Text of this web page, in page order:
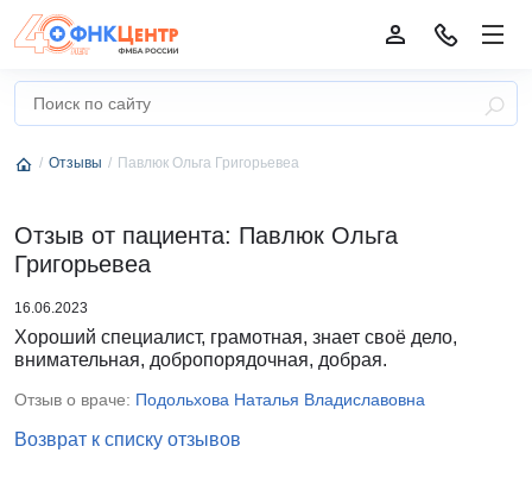
Отзывы Павлюк Ольга Григорьевеа
Отзыв от пациента: Павлюк Ольга
Григорьевеа
16.06.2023
Хороший специалист, грамотная, знает своё дело,
внимательная, добропорядочная, добрая.
Отзыв о враче: Подольхова Наталья Владиславовна
Возврат к списку отзывов